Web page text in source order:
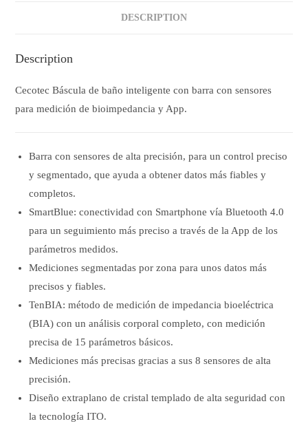
DESCRIPTION
Description
Cecotec Báscula de baño inteligente con barra con sensores
para medición de bioimpedancia y App.
Barra con sensores de alta precisión, para un control preciso
y segmentado, que ayuda a obtener datos más fiables y
completos.
SmartBlue: conectividad con Smartphone vía Bluetooth 4.0
para un seguimiento más preciso a través de la App de los
parámetros medidos.
Mediciones segmentadas por zona para unos datos más
precisos y fiables.
TenBIA: método de medición de impedancia bioeléctrica
(BIA) con un análisis corporal completo, con medición
precisa de 15 parámetros básicos.
Mediciones más precisas gracias a sus 8 sensores de alta
precisión.
Diseño extraplano de cristal templado de alta seguridad con
la tecnología ITO.